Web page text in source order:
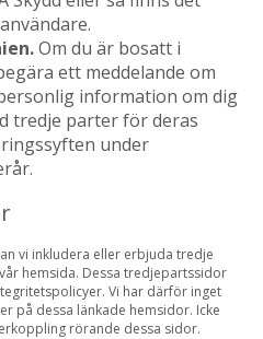
Om du är bosatt i
ett meddelande om
information om dig
tredje parter för deras
under
vi inkludera eller erbjuda tredje
hemsida. Dessa tredjepartssidor
Vi har därför inget
på dessa länkade hemsidor. Icke
rörande dessa sidor.